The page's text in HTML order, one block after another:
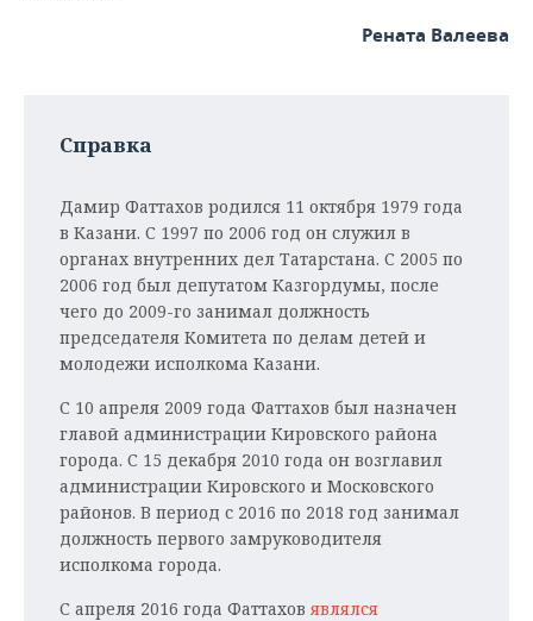
Рената Валеева
Справка
Дамир Фаттахов родился 11 октября 1979 года
в Казани. С 1997 по 2006 год он служил в
органах внутренних дел Татарстана. С 2005 по
2006 год был депутатом Казгордумы, после
чего до 2009-го занимал должность
председателя Комитета по делам детей и
молодежи исполкома Казани.
С 10 апреля 2009 года Фаттахов был назначен
главой администрации Кировского района
города. С 15 декабря 2010 года он возглавил
администрации Кировского и Московского
районов. В период с 2016 по 2018 год занимал
должность первого замруководителя
исполкома города.
С апреля 2016 года Фаттахов являлся